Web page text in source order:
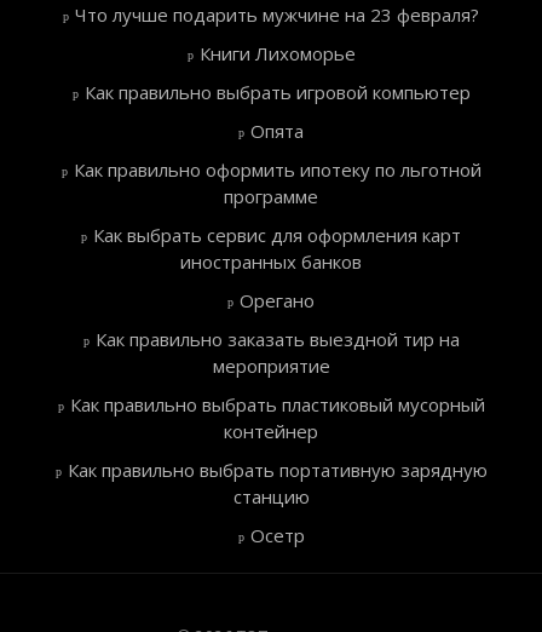
Что лучше подарить мужчине на 23 февраля?
Книги Лихоморье
Как правильно выбрать игровой компьютер
Опята
Как правильно оформить ипотеку по льготной
программе
Как выбрать сервис для оформления карт
иностранных банков
Орегано
Как правильно заказать выездной тир на
мероприятие
Как правильно выбрать пластиковый мусорный
контейнер
Как правильно выбрать портативную зарядную
станцию
Осетр